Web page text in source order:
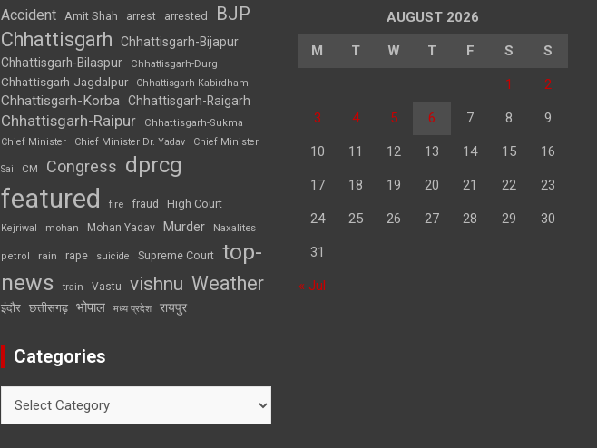
Accident Amit Shah arrest arrested BJP
Chhattisgarh
Chhattisgarh-Bijapur
Chhattisgarh-Bilaspur
Chhattisgarh-Durg
Chhattisgarh-Jagdalpur Chhattisgarh-Kabirdham
Chhattisgarh-Korba Chhattisgarh-Raigarh
Chhattisgarh-Raipur
Chhattisgarh-Sukma
Chief Minister
Chief Minister Dr. Yadav Chief Minister
Sai CM Congress dprcg
featured fire fraud High Court
Kejriwal mohan Mohan Yadav Murder Naxalites
petrol rain rape suicide Supreme Court top-
news
train Vastu vishnu Weather
इंदौर छत्तीसगढ़ भोपाल मध्य प्रदेश रायपुर
Categories
AUGUST 2026
M T W T F S S
1 2
3 4 5 6 7 8 9
10 11 12 13 14 15 16
17 18 19 20 21 22 23
24 25 26 27 28 29 30
31
« Jul